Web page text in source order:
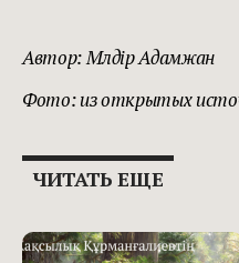
Автор: Мөлдір Адамжан
Фото: из открытых
ЧИТАТЬ ЕЩЕ